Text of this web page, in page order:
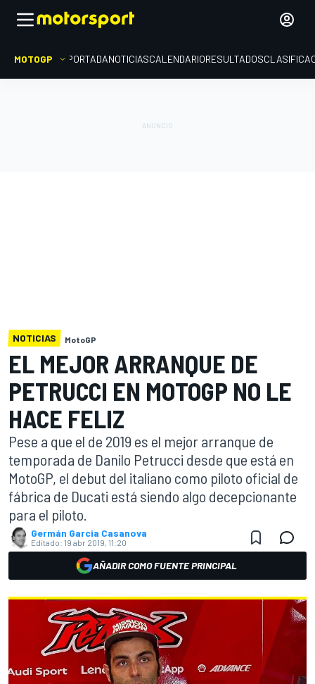
MOTOGP PORTADANOTICIASCALENDARIORESULTADOS
NOTICIAS MotoGP
EL MEJOR ARRANQUE DE
PETRUCCI EN MOTOGP NO LE
HACE FELIZ
Pese a que el de 2019 es el mejor arranque de
temporada de Danilo Petrucci desde que está en
MotoGP, el debut del italiano como piloto oficial de
fábrica de Ducati está siendo algo decepcionante
para el piloto.
Germán Garcia Casanova
Editado: 19 abr 2019, 11:20
AÑADIR COMO FUENTE PRINCIPAL